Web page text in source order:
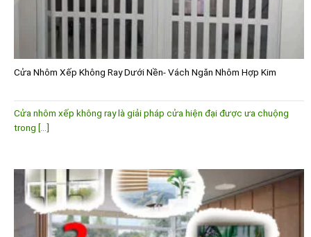
Cửa Nhôm Xếp Không Ray Dưới Nền- Vách Ngăn Nhôm Hợp Kim
Cửa nhôm xếp không ray là giải pháp cửa hiện đại được ưa chuộng
trong [...]